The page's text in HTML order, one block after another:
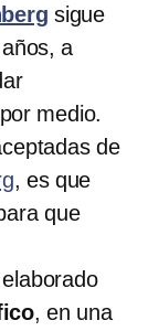
sigue
a
medio.
de
, es que
que
, en una